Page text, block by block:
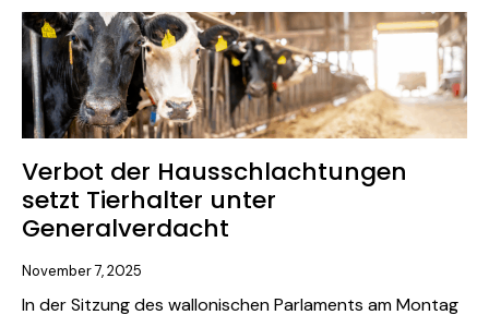
Verbot der Hausschlachtungen
setzt Tierhalter unter
Generalverdacht
November 7, 2025
In der Sitzung des wallonischen Parlaments am Montag